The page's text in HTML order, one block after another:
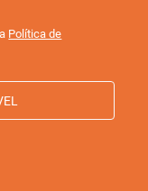
Política de